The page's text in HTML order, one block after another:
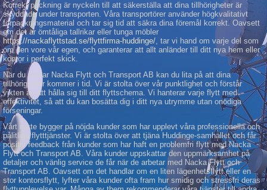
Korrekt packning är nyckeln till att säkerställa att dina tillhörigheter är
skyddade under transporten. Våra transportörer använder högkvalitativt
förpackningsmaterial och tar sig tid att säkra dina föremål korrekt. Oavsett
om det är ömtåliga tallrikar eller tunga möbler
https://nackaflyttstad.se/flyttfirma-huddinge/, tar vi hand om varje del som
om den vore vår egen, och garanterar att allt anländer till ditt nya hem eller
kontor i perfekt skick.
När du anlitar Nacka Flytt och Transport AB kan du lita på att dina
tillhörigheter kommer i tid. Vi är stolta över vår punktlighet och förstår
vikten av att hålla sig till ditt flyttschema. Vi hanterar varje flytt med
effektivitet, så att du kan bosätta dig i ditt nya utrymme utan onödiga
förseningar.
Vårt rykte bygger på nöjda kunder som har upplevt våra professionella och
pålitliga flytttjänster. Vi är stolta över att tjäna Huddinge-samhället och får
positiv feedback från kunder som har haft en problemfri flytt med Nacka
Flytt och Transport AB. Våra kunder uppskattar den uppmärksamhet på
detaljer och vänlig service de får när de arbetar med Nacka Flytt och
Transport AB. Oavsett om det handlar om en liten lägenhetsflytt eller en
stor kontorsflytt, lyfter våra kunder ofta fram hur smidig och stressfri deras